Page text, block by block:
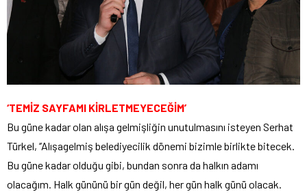
‘TEMİZ SAYFAMI KİRLETMEYECEĞİM’
Bu güne kadar olan alışa gelmişliğin unutulmasını isteyen Serhat
Türkel, ‘’Alışagelmiş belediyecilik dönemi bizimle birlikte bitecek.
Bu güne kadar olduğu gibi, bundan sonra da halkın adamı
olacağım. Halk gününü bir gün değil, her gün halk günü olacak.